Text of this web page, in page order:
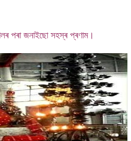
পৰা জনাইছো সহস্ৰ প্ৰণাম।